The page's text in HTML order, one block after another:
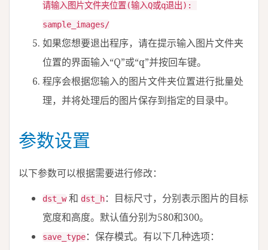
请输入图片文件夹位置(输入Q或q退出):
sample_images/
如果您想要退出程序，请在提示输入图片文件夹
位置的界面输入“Q”或“q”并按回车键。
程序会根据您输入的图片文件夹位置进行批量处
理，并将处理后的图片保存到指定的目录中。
参数设置
以下参数可以根据需要进行修改：
dst_w和 dst_h：目标尺寸，分别表示图片的目标
宽度和高度。默认值分别为580和300。
save_type：保存模式。有以下几种选项：